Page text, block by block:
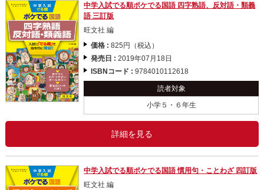
中学入試でる順ポケでる国語 四字熟語、反対語・類義
語 三訂版
旺文社 編
価格 :825円（税込）
発売日 :2019年07月18日
ISBNコード :9784010112618
読者対象
小学５・６年生
詳細を見る
中学入試でる順ポケでる国語 慣用句・ことわざ 四訂版
旺文社 編